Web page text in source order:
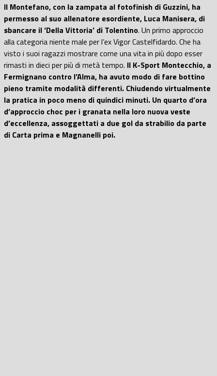
Il Montefano, con la zampata al fotofinish di Guzzini, ha
permesso al suo allenatore esordiente, Luca Manisera, di
sbancare il ‘Della Vittoria’ di Tolentino. Un primo approccio
alla categoria niente male per l’ex Vigor Castelfidardo. Che ha
visto i suoi ragazzi mostrare come una vita in più dopo esser
rimasti in dieci per più di metà tempo. Il K-Sport Montecchio, a
Fermignano contro l’Alma, ha avuto modo di fare bottino
pieno tramite modalità differenti. Chiudendo virtualmente
la pratica in poco meno di quindici minuti. Un quarto d’ora
d’approccio choc per i granata nella loro nuova veste
d’eccellenza, assoggettati a due gol da strabilio da parte
di Carta prima e Magnanelli poi.